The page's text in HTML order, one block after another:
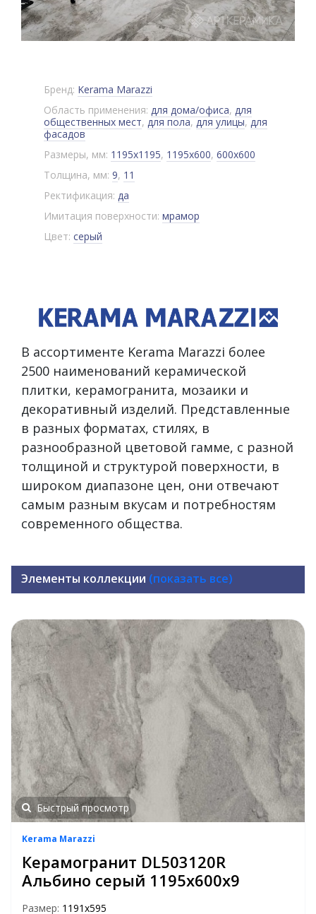
Бренд: Kerama Marazzi
Область применения: для дома/офиса, для
общественных мест, для пола,для улицы,для
фасадов
Размеры, мм: 1195x1195, 1195x600, 600x600
Толщина, мм: 9, 11
Ректификация: да
Имитация поверхности: мрамор
Цвет: серый
В ассортименте Kerama Marazzi более
2500 наименований керамической
плитки, керамогранита, мозаики и
декоративный изделий. Представленные
в разных форматах, стилях, в
разнообразной цветовой гамме, с разной
толщиной и структурой поверхности, в
широком диапазоне цен, они отвечают
самым разным вкусам и потребностям
современного общества.
Элементы коллекции (показать все)
Быстрый просмотр
Kerama Marazzi
Керамогранит DL503120R
Альбино серый 1195х600х9
Размер: 1191x595